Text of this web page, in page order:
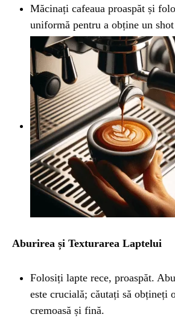
Măcinați cafeaua proaspăt și
uniformă pentru a obține un
Aburirea și Texturarea Laptelui
Folosiți lapte rece, proaspăt.
este crucială; căutați să obțineți
cremoasă și fină.